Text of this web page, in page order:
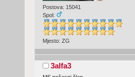
Postova: 15041
Spol:
Mjesto: ZG
3alfa3